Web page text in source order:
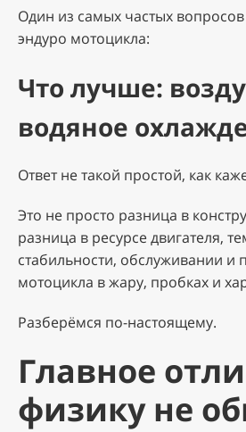
Один из самых частых
эндуро мотоцикла:
Что лучше:
водяное
Ответ не такой простой, как
Это не просто разница в
разница в ресурсе двигателя,
стабильности, обслуживании и
мотоцикла в жару, пробках и
Разберёмся по-настоящему.
Главное
физику не